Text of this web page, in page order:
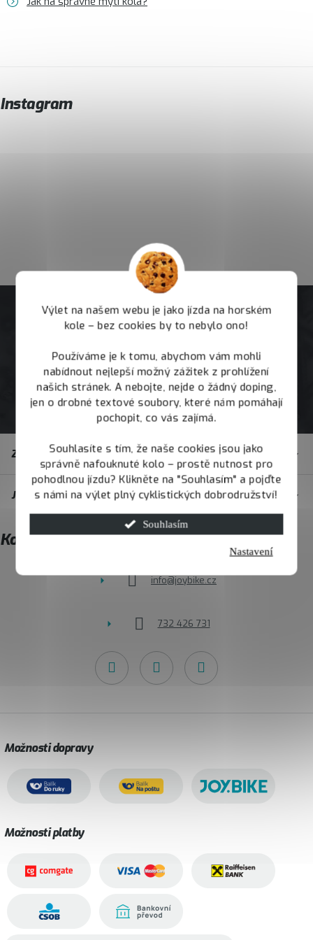
Výlet na našem webu je jako jízda na horském
kole – bez cookies by to nebylo ono!
Používáme je k tomu, abychom vám mohli
nabídnout nejlepší možný zážitek z prohlížení
našich stránek. A nebojte, nejde o žádný doping,
jen o drobné textové soubory, které nám pomáhají
pochopit, co vás zajímá.
Souhlasíte s tím, že naše cookies jsou jako
správně nafouknuté kolo – prostě nutnost pro
pohodlnou jízdu? Klikněte na "Souhlasím" a pojďte
s námi na výlet plný cyklistických dobrodružství!
Souhlasím
Nastavení
Instagram
t
í
Zákaznický servis
JOY.BIKE
Kontakt
info@joybike.cz
732 426 731
Možnosti dopravy
Možnosti platby